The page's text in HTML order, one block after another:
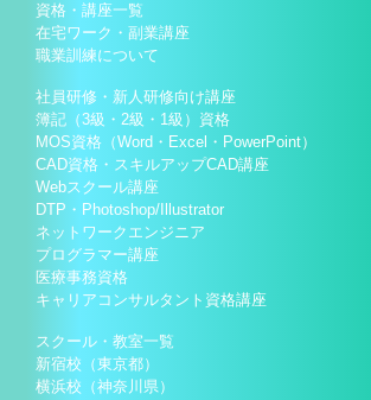
資格・講座一覧
在宅ワーク・副業講座
職業訓練について
社員研修・新人研修向け講座
簿記（3級・2級・1級）資格
MOS資格（Word・Excel・PowerPoint）
CAD資格・スキルアップCAD講座
Webスクール講座
DTP・Photoshop/Illustrator
ネットワークエンジニア
プログラマー講座
医療事務資格
キャリアコンサルタント資格講座
スクール・教室一覧
新宿校（東京都）
横浜校（神奈川県）